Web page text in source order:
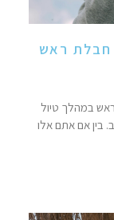
ראש
במהלך טיול
אם אתם אלו